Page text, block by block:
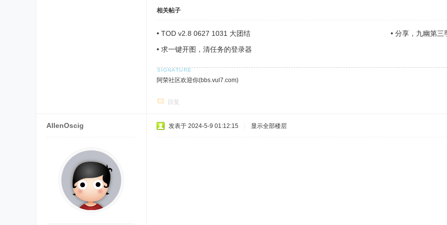
相关帖子
• TOD v2.8 0627 1031 大团结 • 分享，九幽第三
• 求一键开图，清任务的登录器
阿荣社区欢迎你(bbs.vul7.com)
回复
AllenOscig 发表于 2024-5-9 01:12:15 显示全部楼层